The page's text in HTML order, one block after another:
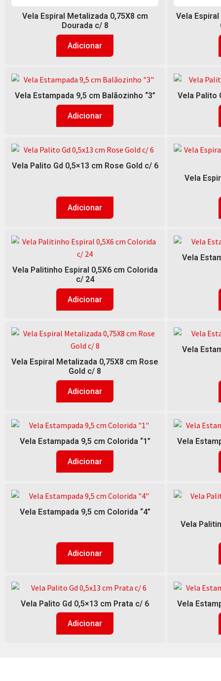
Vela Espiral Metalizada 0,75X8 cm
Dourada c/ 8
Adicionar
Vela
Vela Estampada 9,5 cm Balãozinho “3”
Adicionar
Vela Palito
Vela Palito Gd 0,5×13 cm Rose Gold c/ 6
Adicionar
Vela
Vela Palitinho Espiral 0,5X6 cm Colorida
c/ 24
Adicionar
Vela
Vela Espiral Metalizada 0,75X8 cm Rose
Gold c/ 8
Adicionar
Vela
Vela Estampada 9,5 cm Colorida “1”
Adicionar
Vela
Vela Estampada 9,5 cm Colorida “4”
Adicionar
Vela
Vela Palito Gd 0,5×13 cm Prata c/ 6
Adicionar
Vela